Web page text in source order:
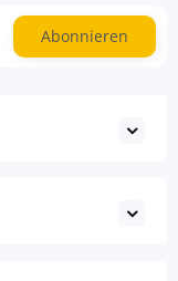
Abonnieren